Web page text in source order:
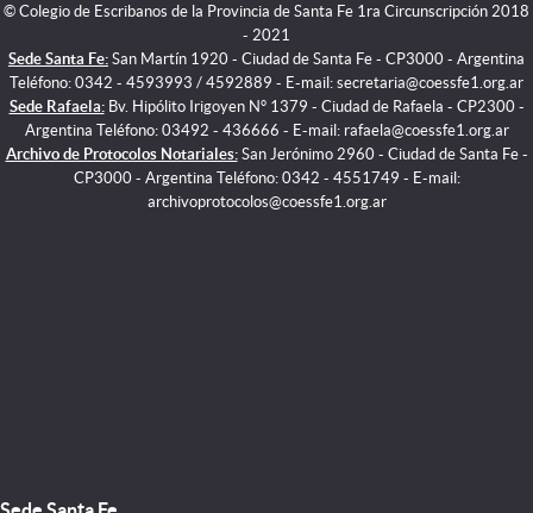
© Colegio de Escribanos de la Provincia de Santa Fe 1ra Circunscripción 2018
- 2021
Sede Santa Fe: San Martín 1920 - Ciudad de Santa Fe - CP3000 - Argentina
Teléfono: 0342 - 4593993 / 4592889 - E-mail: secretaria@coessfe1.org.ar
Sede Rafaela:Bv. Hipólito Irigoyen N° 1379 - Ciudad de Rafaela - CP2300 -
Argentina Teléfono: 03492 - 436666 - E-mail: rafaela@coessfe1.org.ar
Archivo de Protocolos Notariales:San Jerónimo 2960 - Ciudad de Santa Fe -
CP3000 - Argentina Teléfono: 0342 - 4551749 - E-mail:
archivoprotocolos@coessfe1.org.ar